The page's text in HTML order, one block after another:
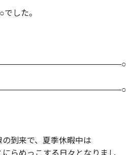
した。
到来で、夏季休暇中は
らめっこする日々となりまし